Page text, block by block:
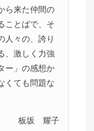
ら来た仲間の
ことばで、そ
人々の、誇り
、激しく力強
ー」の感想か
くても問題な
板坂 耀子